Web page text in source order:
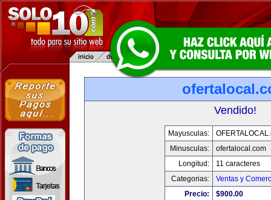
Vendido!
Mayusculas:
Minusculas:
ofertalocal.com
Longitud:
11 caracteres
Categorias:
Ventas y
Precio:
$900.00